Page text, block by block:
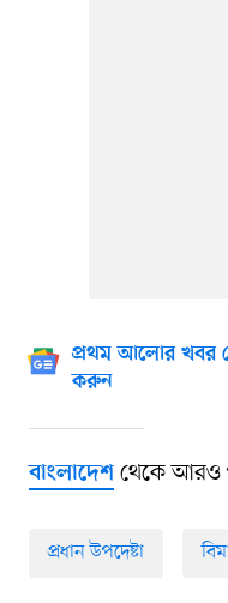
প্রথম আলোর খবর
করুন
বাংলাদেশথেকে আরও
প্রধান উপদেষ্টা